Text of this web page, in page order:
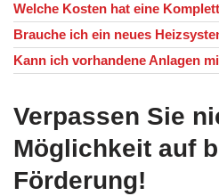
Welche Kosten hat eine
Brauche ich ein neues
Kann ich vorhandene Anlagen
Verpassen Sie
Möglichkeit auf
Förderung!